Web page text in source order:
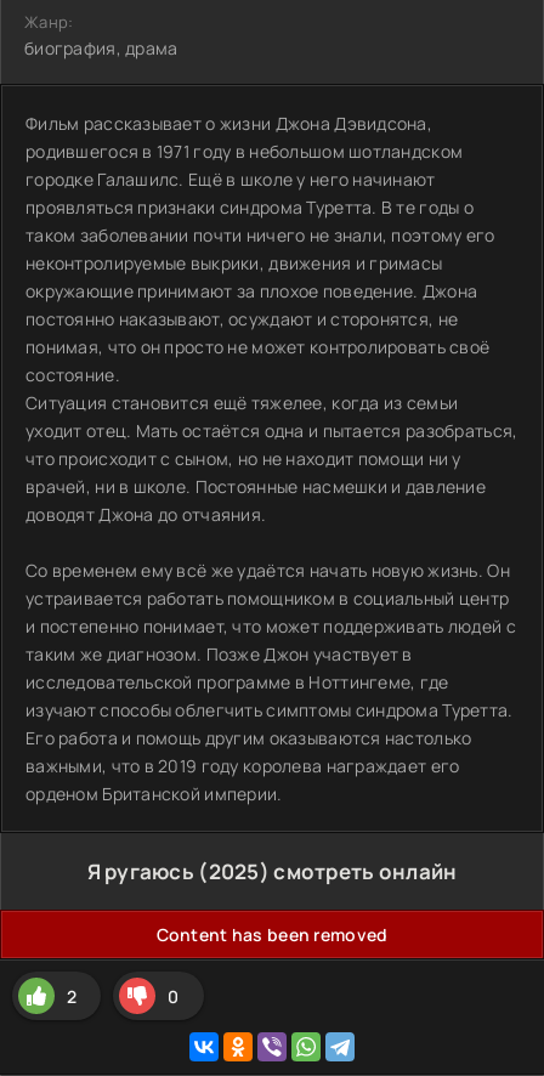
Жанр:
биография, драма
Фильм рассказывает о жизни Джона Дэвидсона,
родившегося в 1971 году в небольшом шотландском
городке Галашилс. Ещё в школе у него начинают
проявляться признаки синдрома Туретта. В те годы о
таком заболевании почти ничего не знали, поэтому его
неконтролируемые выкрики, движения и гримасы
окружающие принимают за плохое поведение. Джона
постоянно наказывают, осуждают и сторонятся, не
понимая, что он просто не может контролировать своё
состояние.
Ситуация становится ещё тяжелее, когда из семьи
уходит отец. Мать остаётся одна и пытается разобраться,
что происходит с сыном, но не находит помощи ни у
врачей, ни в школе. Постоянные насмешки и давление
доводят Джона до отчаяния.
Со временем ему всё же удаётся начать новую жизнь. Он
устраивается работать помощником в социальный центр
и постепенно понимает, что может поддерживать людей с
таким же диагнозом. Позже Джон участвует в
исследовательской программе в Ноттингеме, где
изучают способы облегчить симптомы синдрома Туретта.
Его работа и помощь другим оказываются настолько
важными, что в 2019 году королева награждает его
орденом Британской империи.
Я ругаюсь (2025) смотреть онлайн
Content has been removed
2 0